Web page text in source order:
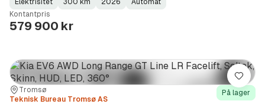
Fuel
Type:
Elektrisitet
Kilometerstand:
300 km
Model
Year:
2026
Gearbox
Type:
Automat
Kontantpris
579 900 kr
Sted:Tromsø
Forhandler:
Teknisk Bureau Tromsø AS
På lager
Lagre